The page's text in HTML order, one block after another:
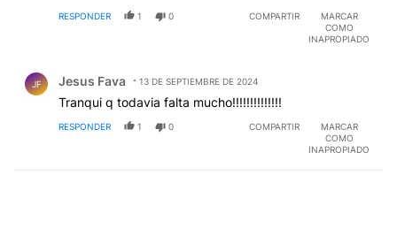
RESPONDER 1 0 COMPARTIR
MARCAR
COMO
INAPROPIADO
JF Jesus Fava 13 DE SEPTIEMBRE DE 2024
Tranqui q todavia falta mucho!!!!!!!!!!!!!!
RESPONDER 1 0 COMPARTIR
MARCAR
COMO
INAPROPIADO